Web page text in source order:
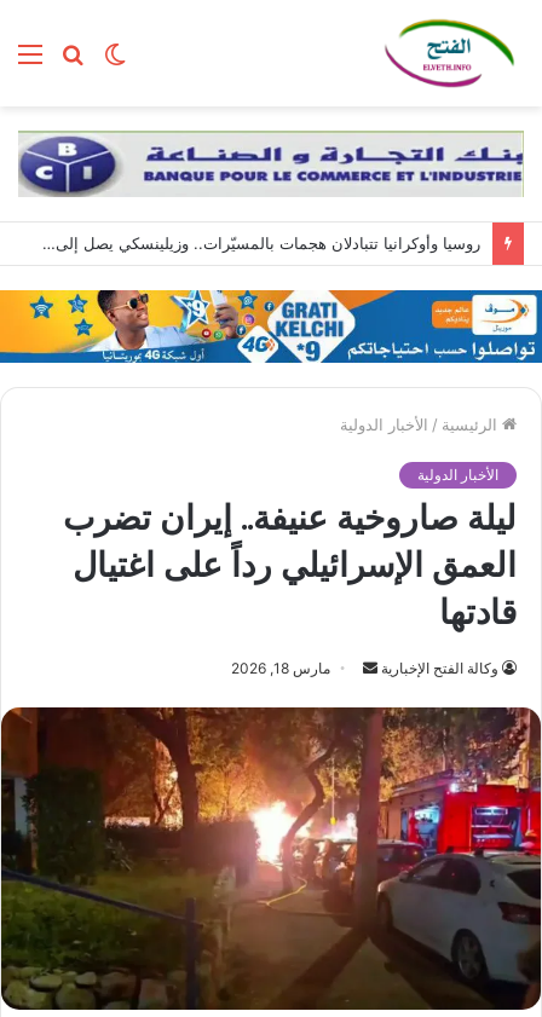
بحث الوضع
روسيا وأوكرانيا تتبادلان هجمات بالمسيّرات.. وزيلينسكي يصل إلى صربيا
الرئيسية / الأخبار الدولية
الأخبار الدولية
ليلة صاروخية عنيفة.. إيران تضرب
العمق الإسرائيلي رداً على اغتيال
قادتها
وكالة الفتح الإخبارية
أرسل
إلكترونيا
مارس 18, 2026